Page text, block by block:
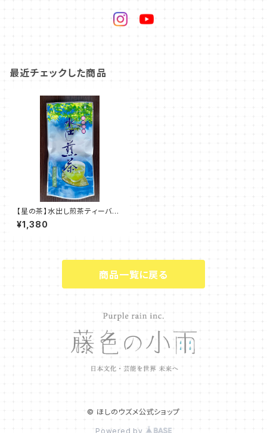
最近チェックした商品
【星の茶】水出し煎茶ティーバッ
グ 3gx20袋入り
¥1,380
商品一覧に戻る
© ほしのウズメ公式ショップ
Powered by